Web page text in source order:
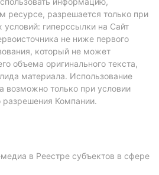
ресурсе, разрешается только при
гиперссылки на Сайт
не ниже первого
который не может
объема оригинального текста,
материала. Использование
возможно только при условии
разрешения Компании.
в Реестре субъектов в сфере